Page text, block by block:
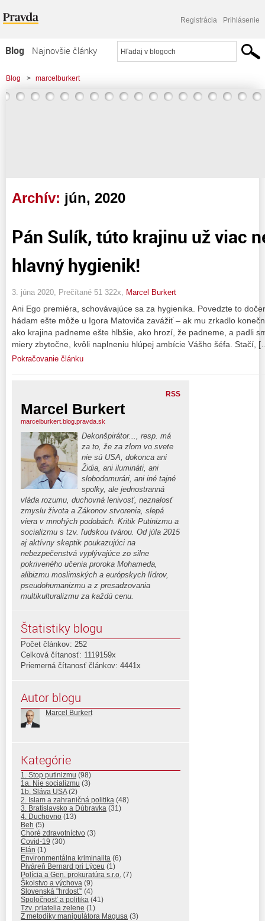
Registrácia Prihlásenie
Blog
Najnovšie články
Najčítanejšie články
Najkomentovanejšie články
Blog > marcelburkert
> Pán Sulík, túto krajinu už viac nemôže riadiť hlavný hygienik!
Archív: jún, 2020
Pán Sulík, túto krajinu už viac
hlavný hygienik!
3. júna 2020, Prečítané 51 322x, Marcel Burkert
Ani Ego premiéra, schovávajúce sa za hygienika. Povedzte to
hádam ešte môže u Igora Matoviča zavážiť – ak mu zrkadlo
ako krajina padneme ešte hlbšie, ako hrozí, že padneme, a padli
miery zbytočne, kvôli naplneniu hlúpej ambície Vášho šéfa. Stačí,
Pokračovanie článku
RSS
Marcel Burkert
marcelburkert.blog.pravda.sk
Dekonšpirátor..., resp. má
za to, že za zlom vo svete
nie sú USA, dokonca ani
Židia, ani ilumináti, ani
slobodomurári, ani iné tajné
spolky, ale jednostranná
vláda rozumu, duchovná lenivosť, neznalosť
zmyslu života a Zákonov stvorenia, slepá
viera v mnohých podobách. Kritik Putinizmu a
socializmu s tzv. ľudskou tvárou. Od júla 2015
aj aktívny skeptik poukazujúci na
nebezpečenstvá vyplývajúce zo silne
pokriveného učenia proroka Mohameda,
alibizmu moslimských a európskych lídrov,
pseudohumanizmu a z presadzovania
multikulturalizmu za každú cenu.
Štatistiky blogu
Počet článkov: 252
Celková čítanosť: 1119159x
Priemerná čítanosť článkov: 4441x
Autor blogu
Marcel Burkert
Kategórie
1. Stop putinizmu (98)
1a. Nie socializmu (3)
1b. Sláva USA(2)
2. Islam a zahraničná politika (48)
3. Bratislavsko a Dúbravka (31)
4. Duchovno (13)
Beh (5)
Choré zdravotníctvo (3)
Covid-19 (30)
Elán (1)
Environmentálna kriminalita (6)
Piváreň Bernard pri Lýceu (1)
Polícia a Gen. prokuratúra s.r.o. (7)
Školstvo a výchova (9)
Slovenská "hrdosť" (4)
Spoločnosť a politika (41)
Tzv. priatelia zelene (1)
Z metodiky manipulátora Magusa (3)